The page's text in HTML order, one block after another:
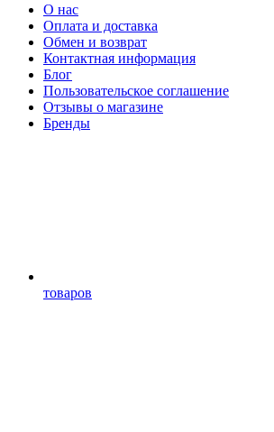
О нас
Оплата и доставка
Обмен и возврат
Контактная информация
Блог
Пользовательское соглашение
Отзывы о магазине
Бренды
товаров